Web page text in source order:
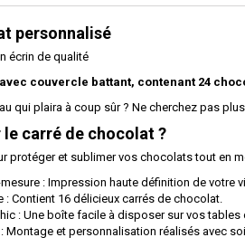
personnalisé
écrin de qualité
couvercle battant, contenant 24
qui plaira à coup sûr ? Ne cherchez pas
carré de chocolat ?
protéger et sublimer vos chocolats tout en
: Impression haute définition de votre
: Contient 16 délicieux carrés de chocolat.
: Une boîte facile à disposer sur vos tables
Montage et personnalisation réalisés avec